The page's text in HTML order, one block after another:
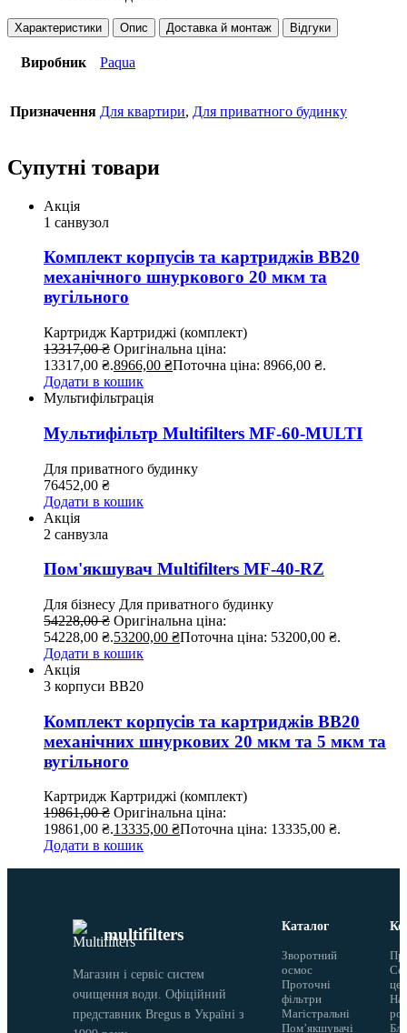
Характеристики Опис Доставка й монтаж Відгуки
Виробник Paqua
Призначення Для квартири, Для приватного будинку
Супутні товари
Акція
1 санвузол
Комплект корпусів та картриджів BB20
механічного шнуркового 20 мкм та
вугільного
Картридж Картриджі (комплект)
13317,00₴ Оригінальна ціна:
13317,00 ₴.8966,00 ₴Поточна ціна: 8966,00 ₴.
Додати в кошик
Мультифільтрація
Мультифільтр Multifilters MF-60-MULTI
Для приватного будинку
76452,00 ₴
Додати в кошик
Акція
2 санвузла
Пом'якшувач Multifilters MF-40-RZ
Для бізнесу Для приватного будинку
54228,00₴ Оригінальна ціна:
54228,00 ₴.53200,00 ₴Поточна ціна: 53200,00 ₴.
Додати в кошик
Акція
3 корпуси ВВ20
Комплект корпусів та картриджів BB20
механічних шнуркових 20 мкм та 5 мкм та
вугільного
Картридж Картриджі (комплект)
19861,00₴ Оригінальна ціна:
19861,00 ₴.13335,00 ₴Поточна ціна: 13335,00 ₴.
Додати в кошик
multifilters
Магазин і сервіс систем
очищення води. Офіційний
представник Bregus в Україні з
Каталог
Зворотний
осмос
Проточні
фільтри
Магістральні
Помʼякшувачі